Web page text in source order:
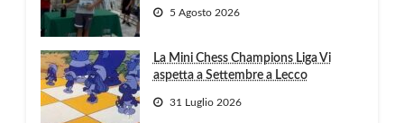
5 Agosto 2026
La Mini Chess Champions Liga Vi
aspetta a Settembre a Lecco
31 Luglio 2026